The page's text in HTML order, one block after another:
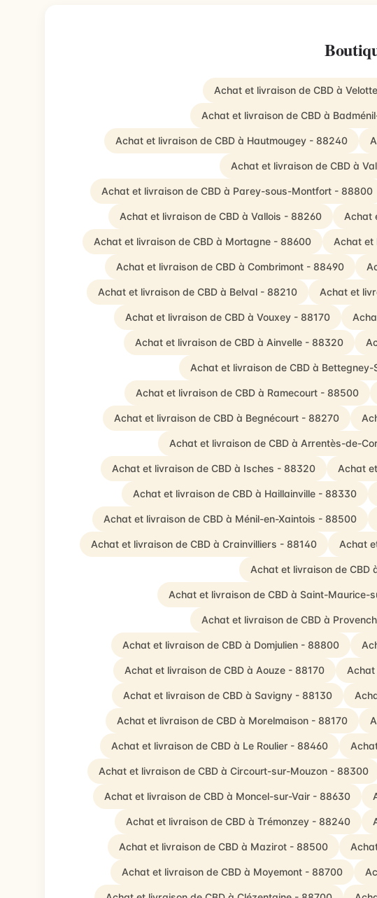
Achat et livraison de CBD à
Achat et livraison de CBD à
Achat et livraison de CBD à Hautmougey - 88240
Achat et livraison de CBD à
Achat et livraison de CBD à Parey-sous-Montfort - 88800
Achat et livraison de CBD à Vallois - 88260 Achat
Achat et livraison de CBD à Mortagne - 88600 Achat et
Achat et livraison de CBD à Combrimont - 88490
Achat et livraison de CBD à Belval - 88210 Achat et
Achat et livraison de CBD à Vouxey - 88170
Achat et livraison de CBD à Ainvelle - 88320
Achat et livraison de CBD à
Achat et livraison de CBD à Ramecourt - 88500
Achat et livraison de CBD à Begnécourt - 88270
Achat et livraison de CBD à Arrentès-de-
Achat et livraison de CBD à Isches - 88320 Achat
Achat et livraison de CBD à Haillainville - 88330
Achat et livraison de CBD à Ménil-en-Xaintois - 88500
Achat et livraison de CBD à Crainvilliers - 88140 Achat
Achat et livraison de CBD
Achat et livraison de CBD à Saint-Maurice-
Achat et livraison de CBD à
Achat et livraison de CBD à Domjulien - 88800
Achat et livraison de CBD à Aouze - 88170 Achat
Achat et livraison de CBD à Savigny - 88130
Achat et livraison de CBD à Morelmaison - 88170
Achat et livraison de CBD à Le Roulier - 88460
Achat et livraison de CBD à Circourt-sur-Mouzon - 88300
Achat et livraison de CBD à Moncel-sur-Vair - 88630
Achat et livraison de CBD à Trémonzey - 88240
Achat et livraison de CBD à Mazirot - 88500
Achat et livraison de CBD à Moyemont - 88700